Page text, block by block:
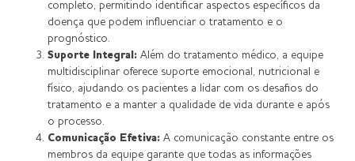
completo, permitindo identificar aspectos específicos da
doença que podem influenciar o tratamento e o
prognóstico.
Suporte Integral: Além do tratamento médico, a equipe
multidisciplinar oferece suporte emocional, nutricional e
físico, ajudando os pacientes a lidar com os desafios do
tratamento e a manter a qualidade de vida durante e após
o processo.
Comunicação Efetiva: A comunicação constante entre os
membros da equipe garante que todas as informações